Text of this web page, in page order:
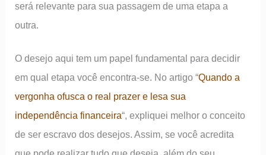
será relevante para sua passagem de uma etapa a
outra.
O desejo aqui tem um papel fundamental para decidir
em qual etapa você encontra-se. No artigo “Quando a
vergonha ofusca o real prazer e lesa sua
independência financeira“, expliquei melhor o conceito
de ser escravo dos desejos. Assim, se você acredita